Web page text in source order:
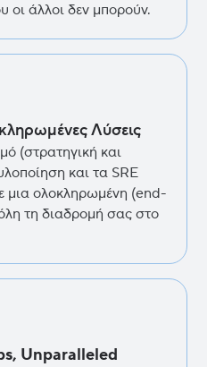
οι άλλοι δεν μπορούν.
Λύσεις
(στρατηγική και
και τα SRE
μια ολοκληρωμένη (end-
τη διαδρομή σας στο
Unparalleled